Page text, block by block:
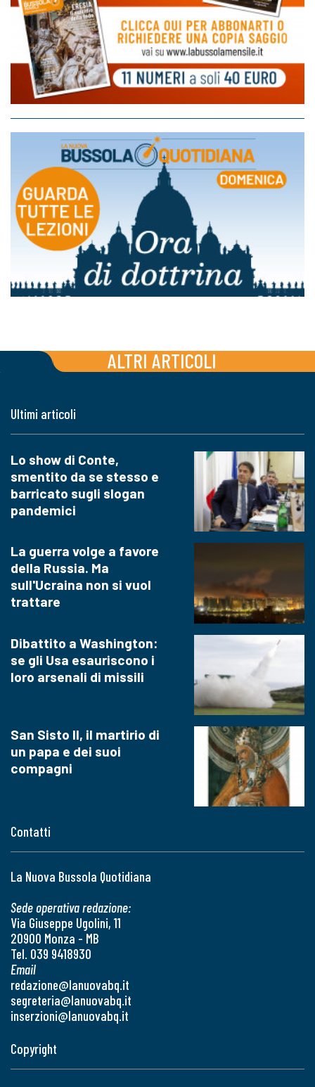
ALTRI ARTICOLI
Contatti
La Nuova Bussola Quotidiana
Sede operativa redazione:
Via Giuseppe Ugolini, 11
20900 Monza - MB
Tel. 039 9418930
Email
redazione@lanuovabq.it
segreteria@lanuovabq.it
inserzioni@lanuovabq.it
Ultimi articoli
Lo show di Conte,
smentito da se stesso e
barricato sugli slogan
pandemici
La guerra volge a favore
della Russia. Ma
sull'Ucraina non si vuol
trattare
Dibattito a Washington:
se gli Usa esauriscono i
loro arsenali di missili
San Sisto II, il martirio di
un papa e dei suoi
compagni
Copyright